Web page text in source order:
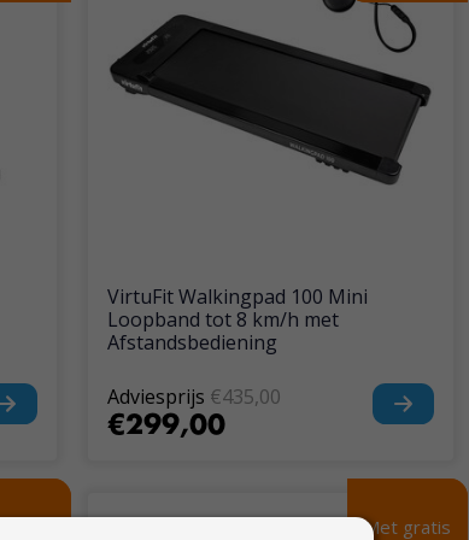
VirtuFit Walkingpad 100 Mini
Loopband tot 8 km/h met
Afstandsbediening
Adviesprijs €435,00
€299,00
Met gratis
Met gratis